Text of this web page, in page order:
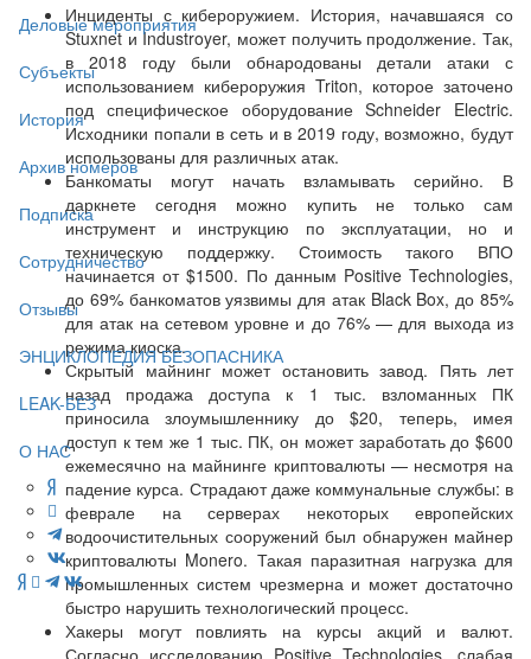
Деловые мероприятия
Субъекты
История
Архив номеров
Подписка
Сотрудничество
Отзывы
ЭНЦИКЛОПЕДИЯ БЕЗОПАСНИКА
LEAK-БЕЗ
О НАС
Инциденты с кибероружием. История, начавшаяся со
Stuxnet и Industroyer, может получить продолжение. Так,
в 2018 году были обнародованы детали атаки с
использованием кибероружия Triton, которое заточено
под специфическое оборудование Schneider Electric.
Исходники попали в сеть и в 2019 году, возможно, будут
использованы для различных атак.
Банкоматы могут начать взламывать серийно. В
даркнете сегодня можно купить не только сам
инструмент и инструкцию по эксплуатации, но и
техническую поддержку. Стоимость такого ВПО
начинается от $1500. По данным Positive Technologies,
до 69% банкоматов уязвимы для атак Black Box, до 85%
для атак на сетевом уровне и до 76% — для выхода из
режима киоска.
Скрытый майнинг может остановить завод. Пять лет
назад продажа доступа к 1 тыс. взломанных ПК
приносила злоумышленнику до $20, теперь, имея
доступ к тем же 1 тыс. ПК, он может заработать до $600
ежемесячно на майнинге криптовалюты — несмотря на
падение курса. Страдают даже коммунальные службы: в
феврале на серверах некоторых европейских
водоочистительных сооружений был обнаружен майнер
криптовалюты Monero. Такая паразитная нагрузка для
промышленных систем чрезмерна и может достаточно
быстро нарушить технологический процесс.
Хакеры могут повлиять на курсы акций и валют.
Согласно исследованию Positive Technologies, cлабая